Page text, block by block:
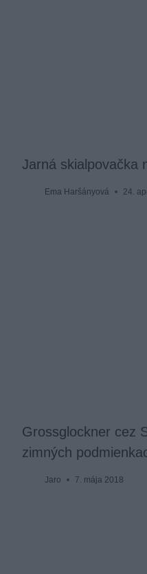
Jarná skialpovačka
Ema Haršányová 24.
Grossglockner cez
zimných
Jaro 7. mája 2018